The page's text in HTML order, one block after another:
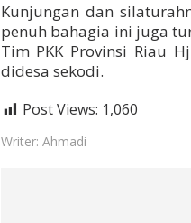
m
P
K
K
P
o
Kunjungan dan
penuh bahagia ini juga
Tim PKK Provinsi Riau
didesa sekodi.
Post Views: 1,060
Writer: Ahmadi